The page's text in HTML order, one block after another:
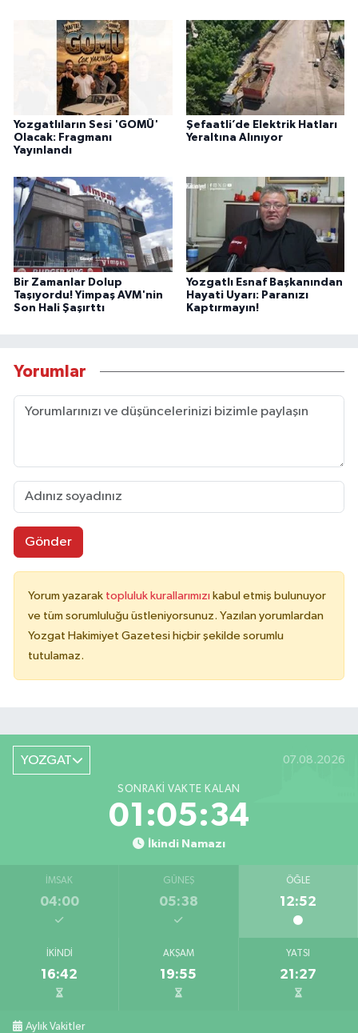
Yozgatlıların Sesi 'GOMÜ'
Olacak: Fragmanı
Yayınlandı
Şefaatli’de Elektrik Hatları
Yeraltına Alınıyor
Bir Zamanlar Dolup
Taşıyordu! Yimpaş AVM'nin
Son Hali Şaşırttı
Yozgatlı Esnaf Başkanından
Hayati Uyarı: Paranızı
Kaptırmayın!
Yorumlar
Gönder
Yorum yazarak topluluk kurallarımızı kabul etmiş bulunuyor
ve tüm sorumluluğu üstleniyorsunuz. Yazılan yorumlardan
Yozgat Hakimiyet Gazetesi hiçbir şekilde sorumlu
tutulamaz.
YOZGAT 07.08.2026
SONRAKI VAKTE KALAN
01:05:34
İkindi Namazı
İMSAK
04:00
GÜNEŞ
05:38
ÖĞLE
12:52
İKINDI
16:42
AKŞAM
19:55
YATSI
21:27
Aylık Vakitler